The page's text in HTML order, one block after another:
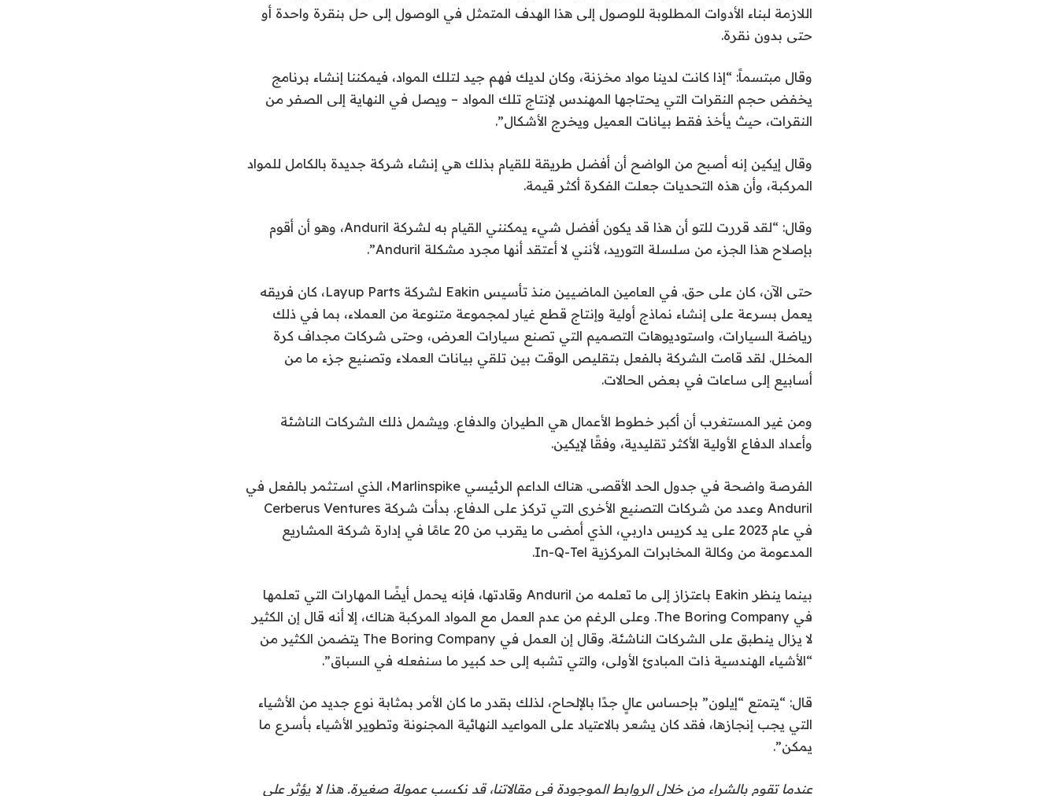
اللازمة لبناء الأدوات المطلوبة للوصول إلى هذا الهدف المتمثل في الوصول إلى حل بنقرة واحدة أو
حتى بدون نقرة.
وقال مبتسماً: “إذا كانت لدينا مواد مخزنة، وكان لديك فهم جيد لتلك المواد، فيمكننا إنشاء برنامج
يخفض حجم النقرات التي يحتاجها المهندس لإنتاج تلك المواد – ويصل في النهاية إلى الصفر من
النقرات، حيث يأخذ فقط بيانات العميل ويخرج الأشكال”.
وقال إيكين إنه أصبح من الواضح أن أفضل طريقة للقيام بذلك هي إنشاء شركة جديدة بالكامل للمواد
المركبة، وأن هذه التحديات جعلت الفكرة أكثر قيمة.
وقال: “لقد قررت للتو أن هذا قد يكون أفضل شيء يمكنني القيام به لشركة Anduril، وهو أن أقوم
بإصلاح هذا الجزء من سلسلة التوريد، لأنني لا أعتقد أنها مجرد مشكلة Anduril”.
حتى الآن، كان على حق. في العامين الماضيين منذ تأسيس Eakin لشركة Layup Parts، كان فريقه
يعمل بسرعة على إنشاء نماذج أولية وإنتاج قطع غيار لمجموعة متنوعة من العملاء، بما في ذلك
رياضة السيارات، واستوديوهات التصميم التي تصنع سيارات العرض، وحتى شركات مجداف كرة
المخلل. لقد قامت الشركة بالفعل بتقليص الوقت بين تلقي بيانات العملاء وتصنيع جزء ما من
أسابيع إلى ساعات في بعض الحالات.
ومن غير المستغرب أن أكبر خطوط الأعمال هي الطيران والدفاع. ويشمل ذلك الشركات الناشئة
وأعداد الدفاع الأولية الأكثر تقليدية، وفقًا لإيكين.
الفرصة واضحة في جدول الحد الأقصى. هناك الداعم الرئيسي Marlinspike، الذي استثمر بالفعل في
Anduril وعدد من شركات التصنيع الأخرى التي تركز على الدفاع. بدأت شركة Cerberus Ventures
في عام 2023 على يد كريس داربي، الذي أمضى ما يقرب من 20 عامًا في إدارة شركة المشاريع
المدعومة من وكالة المخابرات المركزية In-Q-Tel.
بينما ينظر Eakin باعتزاز إلى ما تعلمه من Anduril وقادتها، فإنه يحمل أيضًا المهارات التي تعلمها
في The Boring Company. وعلى الرغم من عدم العمل مع المواد المركبة هناك، إلا أنه قال إن الكثير
لا يزال ينطبق على الشركات الناشئة. وقال إن العمل في The Boring Company يتضمن الكثير من
“الأشياء الهندسية ذات المبادئ الأولى، والتي تشبه إلى حد كبير ما سنفعله في السباق”.
قال: “يتمتع “إيلون” بإحساس عالٍ جدًا بالإلحاح، لذلك بقدر ما كان الأمر بمثابة نوع جديد من الأشياء
التي يجب إنجازها، فقد كان يشعر بالاعتياد على المواعيد النهائية المجنونة وتطوير الأشياء بأسرع ما
يمكن”.
عندما تقوم بالشراء من خلال الروابط الموجودة في مقالاتنا، قد نكسب عمولة صغيرة. هذا لا يؤثر على